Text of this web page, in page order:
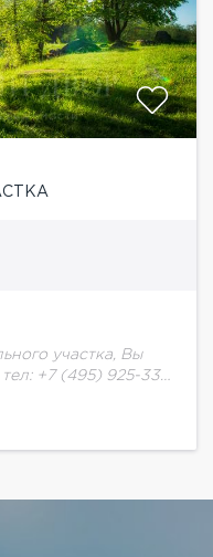
участка, Вы
+7 (495) 925-33-